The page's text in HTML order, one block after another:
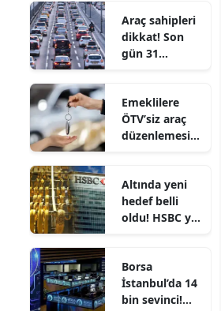
Araç sahipleri
dikkat! Son
gün 31
Emeklilere
ÖTV’siz araç
düzenlemesi
konuşulan
şartlar
Altında yeni
hedef belli
oldu! HSBC yıl
açıkladı
Borsa
İstanbul’da 14
bin sevinci!